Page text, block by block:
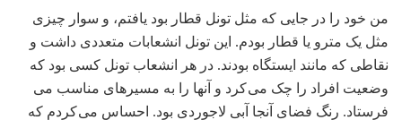
من خود را در جایی که مثل تونل قطار بود یافتم، و سوار چیزی
مثل یک مترو یا قطار بودم. این تونل انشعابات متعددی داشت و
نقاطی که مانند ایستگاه بودند. در هر انشعاب تونل کسی بود که
وضعیت افراد را چک می کرد و آنها را به مسیرهای مناسب می
فرستاد. رنگ فضای آنجا آبی لاجوردی بود. احساس می کردم که